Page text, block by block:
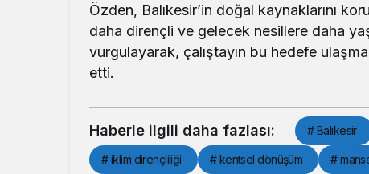
Özden, Balıkesir’in doğal kaynaklarını
daha dirençli ve gelecek nesillere daha
vurgulayarak, çalıştayın bu hedefe
etti.
Haberle ilgili daha fazlası: # Balıkesir
# iklim dirençliliği # kentsel dönüşüm #